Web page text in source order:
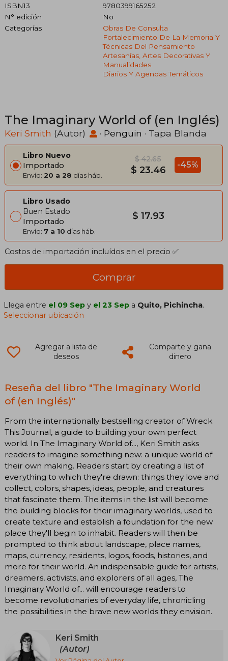
ISBN13
9780399165252
N° edición
No
Categorías
Obras De Consulta
Fortalecimiento De La Memoria Y
Técnicas Del Pensamiento
Artesanías, Artes Decorativas Y
Manualidades
Diarios Y Agendas Temáticos
The Imaginary World of (en Inglés)
Keri Smith (Autor) · Penguin · Tapa Blanda
Libro Nuevo
Importado
Envío: 20 a 28 días háb.
$ 42.65
$ 23.46 -45%
Libro Usado
Buen Estado
Importado
Envío: 7 a 10 días háb.
$ 17.93
Costos de importación incluídos en el precio ✅
Comprar
Llega entre el 09 Sep y el 23 Sep a Quito, Pichincha.
Seleccionar ubicación
Agregar a lista de
deseos
Comparte y gana
dinero
Reseña del libro "The Imaginary World
of (en Inglés)"
From the internationally bestselling creator of Wreck
This Journal, a guide to building your own perfect
world. In The Imaginary World of..., Keri Smith asks
readers to imagine something new: a unique world of
their own making. Readers start by creating a list of
everything to which they're drawn: things they love and
collect, colors, shapes, ideas, people, and creatures
that fascinate them. The items in the list will become
the building blocks for their imaginary worlds, used to
create texture and establish a foundation for the new
place they'll begin to inhabit. Readers will then be
prompted to think about landscape, place names,
maps, currency, residents, logos, foods, histories, and
more for their world. An indispensable guide for artists,
dreamers, activists, and explorers of all ages, The
Imaginary World of... will encourage readers to
become revolutionaries of everyday life, chronicling
the possibilities in the brave new worlds they envision.
Keri Smith
(Autor)